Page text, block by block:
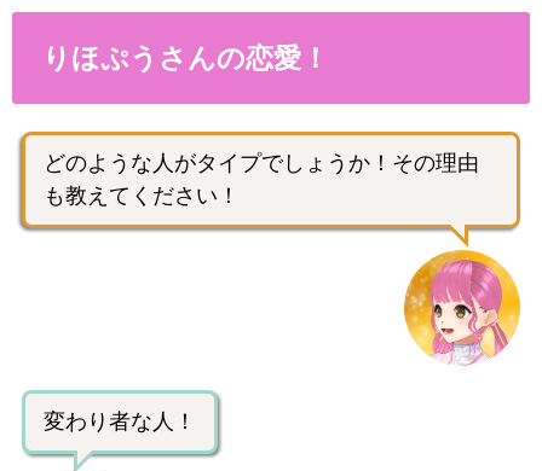
りほぷうさんの恋愛！
どのような人がタイプでしょうか！その理由
も教えてください！
変わり者な人！